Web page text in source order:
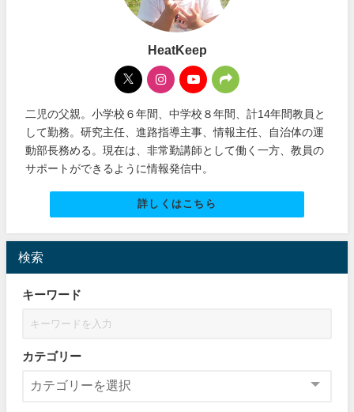
HeatKeep
二児の父親。小学校６年間、中学校８年間、計14年間教員と
して勤務。研究主任、進路指導主事、情報主任、自治体の運
動部長務める。現在は、非常勤講師として働く一方、教員の
サポートができるように情報発信中。
詳しくはこちら
検索
キーワード
カテゴリー